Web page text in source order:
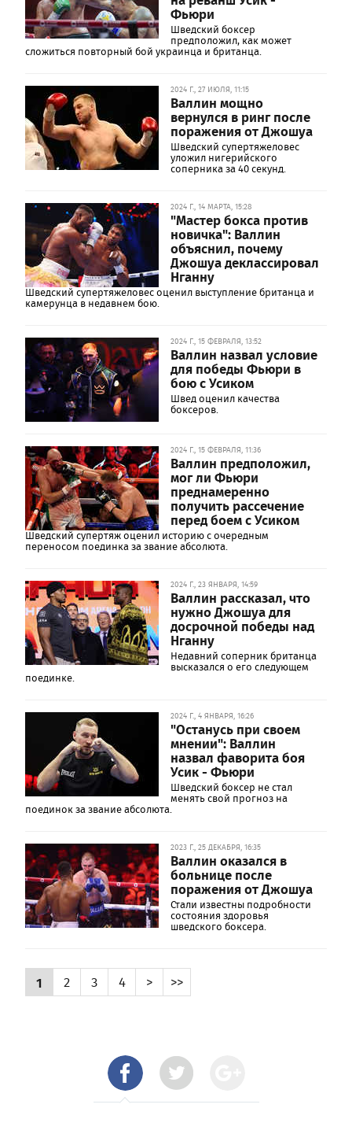
Фьюри
Шведский боксер
предположил, как может
сложиться повторный бой украинца и британца.
2024 Г., 27 ИЮЛЯ, 11:15
Валлин мощно
вернулся в ринг после
поражения от Джошуа
Шведский супертяжеловес
уложил нигерийского
соперника за 40 секунд.
2024 Г., 14 МАРТА, 15:28
"Мастер бокса против
новичка": Валлин
объяснил, почему
Джошуа деклассировал
Нганну
Шведский супертяжеловес оценил выступление британца и
камерунца в недавнем бою.
2024 Г., 15 ФЕВРАЛЯ, 13:52
Валлин назвал условие
для победы Фьюри в
бою с Усиком
Швед оценил качества
боксеров.
2024 Г., 15 ФЕВРАЛЯ, 11:36
Валлин предположил,
мог ли Фьюри
преднамеренно
получить рассечение
перед боем с Усиком
Шведский супертяж оценил историю с очередным
переносом поединка за звание абсолюта.
2024 Г., 23 ЯНВАРЯ, 14:59
Валлин рассказал, что
нужно Джошуа для
досрочной победы над
Нганну
Недавний соперник британца
высказался о его следующем
поединке.
2024 Г., 4 ЯНВАРЯ, 16:26
"Останусь при своем
мнении": Валлин
назвал фаворита боя
Усик - Фьюри
Шведский боксер не стал
менять свой прогноз на
поединок за звание абсолюта.
2023 Г., 25 ДЕКАБРЯ, 16:35
Валлин оказался в
больнице после
поражения от Джошуа
Стали известны подробности
состояния здоровья
шведского боксера.
1 2 3 4 > >>